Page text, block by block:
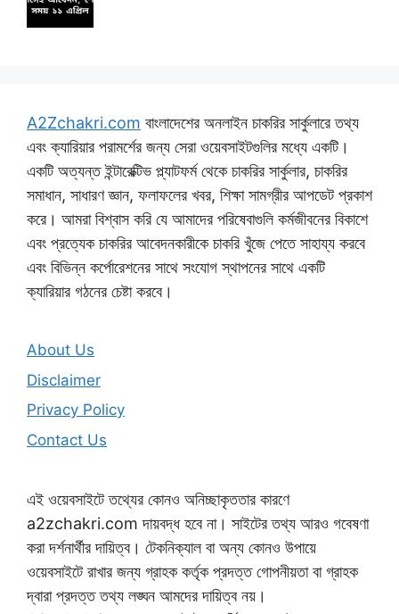
A2Zchakri.com বাংলাদেশের অনলাইন চাকরির সার্কুলারে তথ্য
এবং ক্যারিয়ার পরামর্শের জন্য সেরা ওয়েবসাইটগুলির মধ্যে একটি।
একটি অত্যন্ত ইন্টারেক্টিভ প্ল্যাটফর্ম থেকে চাকরির সার্কুলার, চাকরির
সমাধান, সাধারণ জ্ঞান, ফলাফলের খবর, শিক্ষা সামগ্রীর আপডেট প্রকাশ
করে। আমরা বিশ্বাস করি যে আমাদের পরিষেবাগুলি কর্মজীবনের বিকাশে
এবং প্রত্যেক চাকরির আবেদনকারীকে চাকরি খুঁজে পেতে সাহায্য করবে
এবং বিভিন্ন কর্পোরেশনের সাথে সংযোগ স্থাপনের সাথে একটি
ক্যারিয়ার গঠনের চেষ্টা করবে।
About Us
Disclaimer
Privacy Policy
Contact Us
এই ওয়েবসাইটে তথ্যের কোনও অনিচ্ছাকৃততার কারণে
a2zchakri.com দায়বদ্ধ হবে না। সাইটের তথ্য আরও গবেষণা
করা দর্শনার্থীর দায়িত্ব। টেকনিক্যাল বা অন্য কোনও উপায়ে
ওয়েবসাইটে রাখার জন্য গ্রাহক কর্তৃক প্রদত্ত গোপনীয়তা বা গ্রাহক
দ্বারা প্রদত্ত তথ্য লঙ্ঘন আমদের দায়িত্ব নয়।